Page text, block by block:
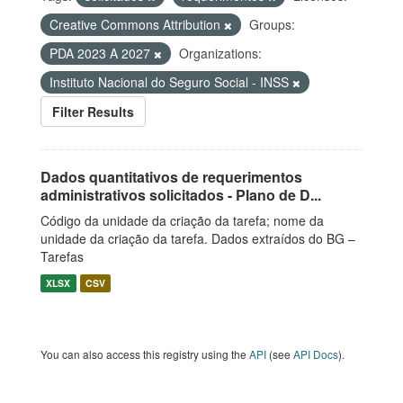
Creative Commons Attribution
Groups:
PDA 2023 A 2027
Organizations:
Instituto Nacional do Seguro Social - INSS
Filter Results
Dados quantitativos de requerimentos
administrativos solicitados - Plano de D...
Código da unidade da criação da tarefa; nome da
unidade da criação da tarefa. Dados extraídos do BG –
Tarefas
XLSX CSV
You can also access this registry using the API (see API Docs).